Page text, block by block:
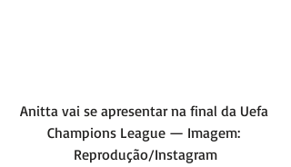
Anitta vai se apresentar na final da Uefa
Champions League — Imagem:
Reprodução/Instagram